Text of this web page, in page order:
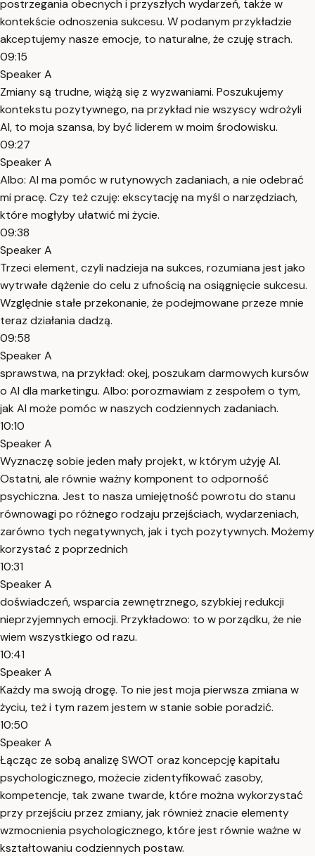
postrzegania obecnych i przyszłych wydarzeń, także w
kontekście odnoszenia sukcesu. W podanym przykładzie
akceptujemy nasze emocje, to naturalne, że czuję strach.
09:15
Speaker A
Zmiany są trudne, wiążą się z wyzwaniami. Poszukujemy
kontekstu pozytywnego, na przykład nie wszyscy wdrożyli
AI, to moja szansa, by być liderem w moim środowisku.
09:27
Speaker A
Albo: AI ma pomóc w rutynowych zadaniach, a nie odebrać
mi pracę. Czy też czuję: ekscytację na myśl o narzędziach,
które mogłyby ułatwić mi życie.
09:38
Speaker A
Trzeci element, czyli nadzieja na sukces, rozumiana jest jako
wytrwałe dążenie do celu z ufnością na osiągnięcie sukcesu.
Względnie stałe przekonanie, że podejmowane przeze mnie
teraz działania dadzą.
09:58
Speaker A
sprawstwa, na przykład: okej, poszukam darmowych kursów
o AI dla marketingu. Albo: porozmawiam z zespołem o tym,
jak AI może pomóc w naszych codziennych zadaniach.
10:10
Speaker A
Wyznaczę sobie jeden mały projekt, w którym użyję AI.
Ostatni, ale równie ważny komponent to odporność
psychiczna. Jest to nasza umiejętność powrotu do stanu
równowagi po różnego rodzaju przejściach, wydarzeniach,
zarówno tych negatywnych, jak i tych pozytywnych. Możemy
korzystać z poprzednich
10:31
Speaker A
doświadczeń, wsparcia zewnętrznego, szybkiej redukcji
nieprzyjemnych emocji. Przykładowo: to w porządku, że nie
wiem wszystkiego od razu.
10:41
Speaker A
Każdy ma swoją drogę. To nie jest moja pierwsza zmiana w
życiu, też i tym razem jestem w stanie sobie poradzić.
10:50
Speaker A
Łącząc ze sobą analizę SWOT oraz koncepcję kapitału
psychologicznego, możecie zidentyfikować zasoby,
kompetencje, tak zwane twarde, które można wykorzystać
przy przejściu przez zmiany, jak również znacie elementy
wzmocnienia psychologicznego, które jest równie ważne w
kształtowaniu codziennych postaw.